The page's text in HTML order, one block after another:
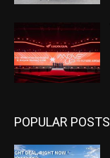
POPULAR POSTS